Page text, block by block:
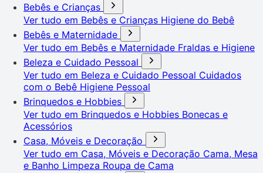
Bebês e Crianças
Ver tudo em Bebês e Crianças Higiene do Bebê
Bebês e Maternidade
Ver tudo em Bebês e Maternidade Fraldas e Higiene
Beleza e Cuidado Pessoal
Ver tudo em Beleza e Cuidado Pessoal Cuidados
com o Bebê Higiene Pessoal
Brinquedos e Hobbies
Ver tudo em Brinquedos e Hobbies Bonecas e
Acessórios
Casa, Móveis e Decoração
Ver tudo em Casa, Móveis e Decoração Cama, Mesa
e Banho Limpeza Roupa de Cama